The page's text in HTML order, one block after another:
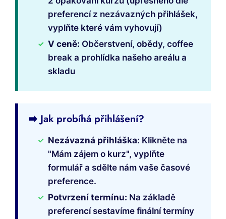
preferencí z nezávazných přihlášek,
vyplňte které vám vyhovují)
V ceně: Občerstvení, obědy, coffee
break a prohlídka našeho areálu a
skladu
➡️ Jak probíhá přihlášení?
Nezávazná přihláška: Klikněte na
"Mám zájem o kurz", vyplňte
formulář a sdělte nám vaše časové
preference.
Potvrzení termínu: Na základě
preferencí sestavíme finální termíny